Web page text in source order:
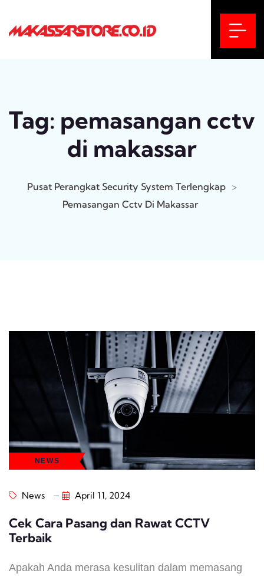
Tag: pemasangan cctv
di makassar
Pusat Perangkat Security System Terlengkap >
Pemasangan Cctv Di Makassar
NEWS
News April 11, 2024
Cek Cara Pasang dan Rawat CCTV
Terbaik
Apakah Anda merasa kesulitan dalam memasang